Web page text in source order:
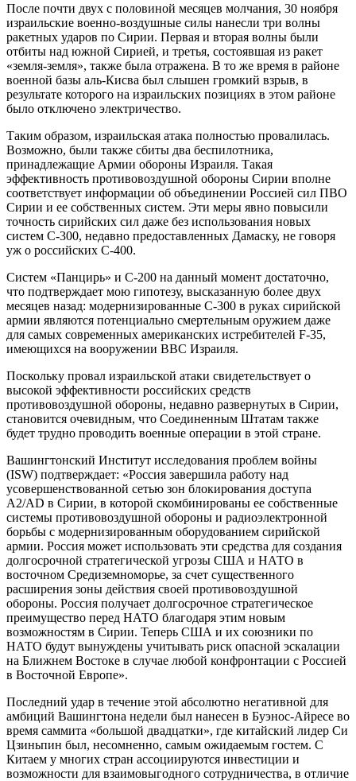
После почти двух с половиной месяцев молчания, 30 ноября
израильские военно-воздушные силы нанесли три волны
ракетных ударов по Сирии. Первая и вторая волны были
отбиты над южной Сирией, и третья, состоявшая из ракет
«земля-земля», также была отражена. В то же время в районе
военной базы аль-Кисва был слышен громкий взрыв, в
результате которого на израильских позициях в этом районе
было отключено электричество.
Таким образом, израильская атака полностью провалилась.
Возможно, были также сбиты два беспилотника,
принадлежащие Армии обороны Израиля. Такая
эффективность противовоздушной обороны Сирии вполне
соответствует информации об объединении Россией сил ПВО
Сирии и ее собственных систем. Эти меры явно повысили
точность сирийских сил даже без использования новых
систем С-300, недавно предоставленных Дамаску, не говоря
уж о российских С-400.
Систем «Панцирь» и С-200 на данный момент достаточно,
что подтверждает мою гипотезу, высказанную более двух
месяцев назад: модернизированные С-300 в руках сирийской
армии являются потенциально смертельным оружием даже
для самых современных американских истребителей F-35,
имеющихся на вооружении ВВС Израиля.
Поскольку провал израильской атаки свидетельствует о
высокой эффективности российских средств
противовоздушной обороны, недавно развернутых в Сирии,
становится очевидным, что Соединенным Штатам также
будет трудно проводить военные операции в этой стране.
Вашингтонский Институт исследования проблем войны
(ISW) подтверждает: «Россия завершила работу над
усовершенствованной сетью зон блокирования доступа
A2/AD в Сирии, в которой скомбинированы ее собственные
системы противовоздушной обороны и радиоэлектронной
борьбы с модернизированным оборудованием сирийской
армии. Россия может использовать эти средства для создания
долгосрочной стратегической угрозы США и НАТО в
восточном Средиземноморье, за счет существенного
расширения зоны действия своей противовоздушной
обороны. Россия получает долгосрочное стратегическое
преимущество перед НАТО благодаря этим новым
возможностям в Сирии. Теперь США и их союзники по
НАТО будут вынуждены учитывать риск опасной эскалации
на Ближнем Востоке в случае любой конфронтации с Россией
в Восточной Европе».
Последний удар в течение этой абсолютно негативной для
амбиций Вашингтона недели был нанесен в Буэнос-Айресе во
время саммита «большой двадцатки», где китайский лидер Си
Цзиньпин был, несомненно, самым ожидаемым гостем. С
Китаем у многих стран ассоциируются инвестиции и
возможности для взаимовыгодного сотрудничества, в отличие